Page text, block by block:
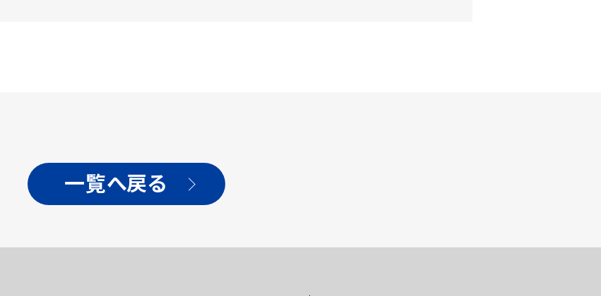
一覧へ戻る